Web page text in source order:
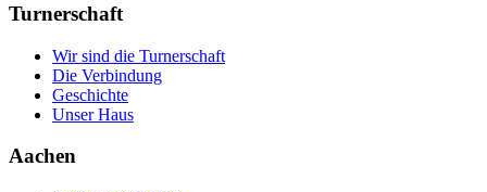
Turnerschaft
Wir sind die Turnerschaft
Die Verbindung
Geschichte
Unser Haus
Aachen